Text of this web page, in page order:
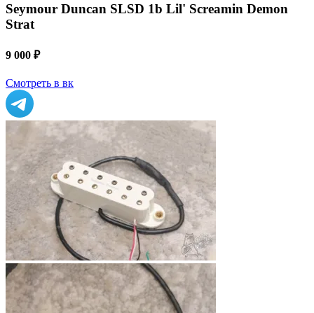
Seymour Duncan SLSD 1b Lil' Screamin Demon
Strat
9 000 ₽
Смотреть в вк